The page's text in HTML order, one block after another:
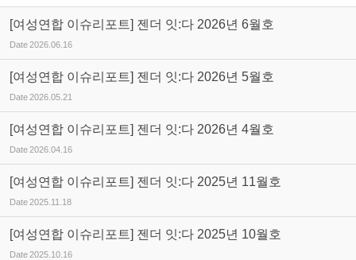
[여성연합 이슈리포트] 젠더 잇:다 2026년 6월호
Date2026.06.16
[여성연합 이슈리포트] 젠더 잇:다 2026년 5월호
Date2026.05.21
[여성연합 이슈리포트] 젠더 잇:다 2026년 4월호
Date2026.04.16
[여성연합 이슈리포트] 젠더 잇:다 2025년 11월호
Date2025.11.18
[여성연합 이슈리포트] 젠더 잇:다 2025년 10월호
Date2025.10.16